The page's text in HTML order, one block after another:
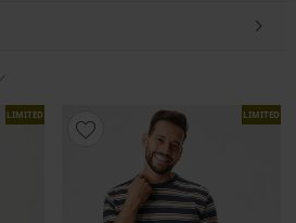
LIMITED LIMITED